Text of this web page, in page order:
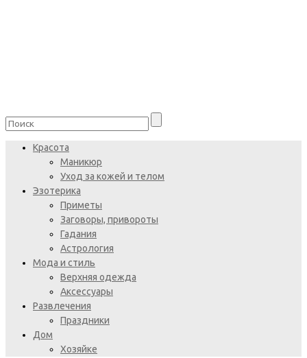
Красота
Маникюр
Уход за кожей и телом
Эзотерика
Приметы
Заговоры, привороты
Гадания
Астрология
Мода и стиль
Верхняя одежда
Аксессуары
Развлечения
Праздники
Дом
Хозяйке